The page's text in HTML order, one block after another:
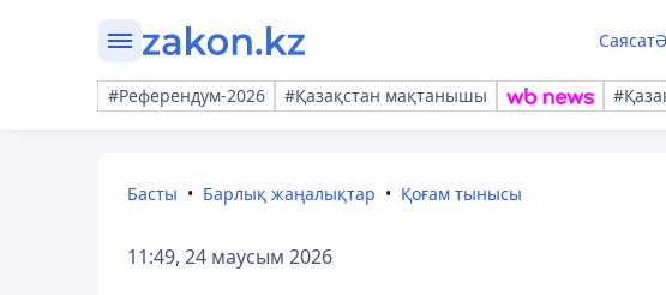
Саясат
#Референдум-2026 #Қазақстан мақтанышы
Басты Барлық жаңалықтар Қоғам тынысы
11:49, 24 маусым 2026